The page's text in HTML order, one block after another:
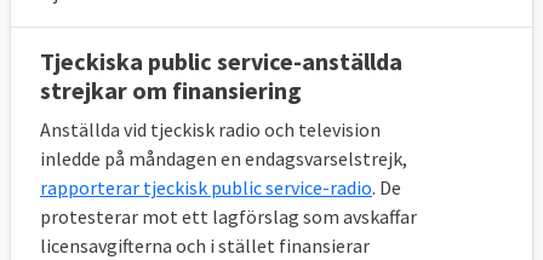
Tjeckiska public service-anställda
strejkar om finansiering
Anställda vid tjeckisk radio och television
inledde på måndagen en endagsvarselstrejk,
rapporterar tjeckisk public service-radio. De
protesterar mot ett lagförslag som avskaffar
licensavgifterna och i stället finansierar